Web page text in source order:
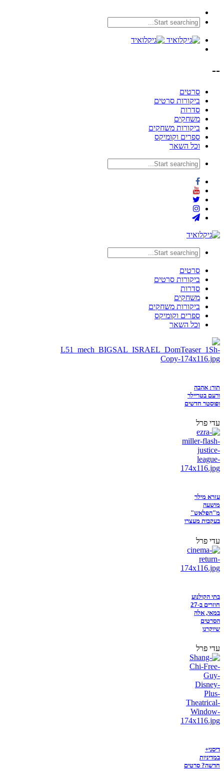
--
סרטים
ביקורות סרטים
סדרות
משחקים
ביקורות משחקים
ספרים וקומיקס
וכל השאר
סרטים
ביקורות סרטים
סדרות
משחקים
ביקורות משחקים
ספרים וקומיקס
וכל השאר
תור: אהבה
ורעם בטריילר
ופוסטר חדשים
עדי פרל
עזרא מילר
מושעה
מ"הפלאש"
בעקבות מעצרו
עדי פרל
בתי הקולנוע
חוזרים ב-27
במאי, אלה
הסרטים
שיוקרנו
עדי פרל
דיסני+
במדיניות
חדשה? סרטים